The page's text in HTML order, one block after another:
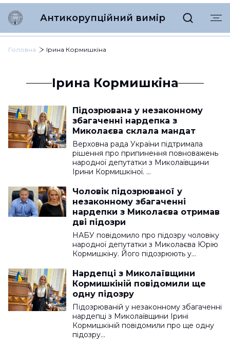
Антикорупційний вимір
Головна Ірина Кормишкіна
Ірина Кормишкіна
Підозрювана у незаконному
збагаченні нардепка з
Миколаєва склала мандат
Верховна рада України підтримала
рішення про припинення повноважень
народної депутатки з Миколаївщини
Ірини Кормишкіної. …
Чоловік підозрюваної у
незаконному збагаченні
нардепки з Миколаєва отримав
дві підозри
НАБУ повідомило про підозру чоловіку
народної депутатки з Миколаєва Юрію
Кормишкіну. Його підозрюють у…
Нардепці з Миколаївщини
Кормишкіній повідомили ще
одну підозру
Підозрюваній у незаконному збагаченні
нардепці з Миколаївщини Ірині
Кормишкіній повідомили про ще одну
підозру…